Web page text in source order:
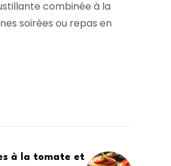
combinée à la
soirées ou repas en
à la tomate et